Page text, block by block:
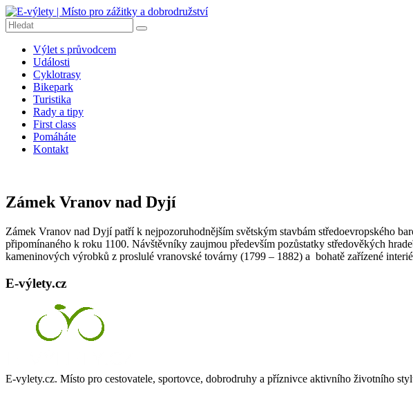
Přeskočit
na
obsah
E-
výlety
Místo
pro
zážitky
dobrodružství
|
Dobrodružné
na
kolech,
pěší
tipy
cyklotrasy,
místa,
Výlet s průvodcem
Události
Cyklotrasy
Bikepark
Turistika
Rady a tipy
First class
Pomáháte
Kontakt
Zámek Vranov nad Dyjí
Zámek Vranov nad Dyjí patří k nejpozoruhodnějším světským stavbám středoevropského
připomínaného k roku 1100. Návštěvníky zaujmou především pozůstatky středověkých
kameninových výrobků z proslulé vranovské továrny (1799 – 1882) a bohatě zařízené
E-výlety.cz
E-vylety.cz. Místo pro cestovatele, sportovce, dobrodruhy a příznivce aktivního životního